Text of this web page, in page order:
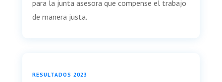
para la junta asesora que compense el trabajo
de manera justa.
RESULTADOS 2023